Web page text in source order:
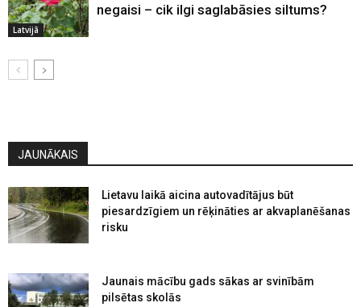
Latvijā
negaisi – cik ilgi saglabāsies siltums?
JAUNĀKAIS
Lietavu laikā aicina autovadītājus būt
piesardzīgiem un rēķināties ar akvaplanēšanas
risku
Jaunais mācību gads sākas ar svinībām
pilsētas skolās